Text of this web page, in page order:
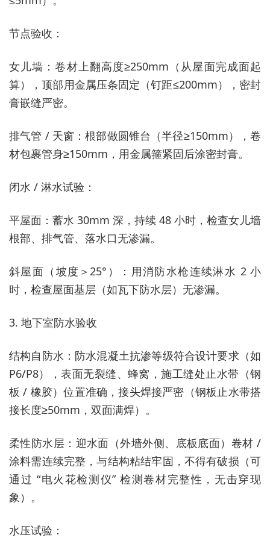
节点验收：
女儿墙：卷材上翻高度≥250mm（从屋面完成面起
算），顶部用金属压条固定（钉距≤200mm），密封
膏嵌缝严密。
排气管 / 天窗：根部做圆锥台（半径≥150mm），卷
材包裹管身≥150mm，用金属箍紧固后涂密封膏。
闭水 / 淋水试验：
平屋面：蓄水 30mm 深，持续 48 小时，检查女儿墙
根部、排气管、落水口无渗漏。
斜屋面（坡度＞25°）：用消防水枪连续淋水 2 小
时，检查屋面基层（如瓦下防水层）无渗漏。
3. 地下室防水验收
结构自防水：防水混凝土抗渗等级符合设计要求（如
P6/P8），表面无裂缝、蜂窝，施工缝处止水带（钢
板 / 橡胶）位置准确，接头焊接严密（钢板止水带搭
接长度≥50mm，双面满焊）。
柔性防水层：迎水面（外墙外侧、底板底面）卷材 /
涂料需连续完整，与结构粘结牢固，不得有破损（可
通过 “电火花检测仪” 检测卷材完整性，无击穿现
象）。
水压试验：